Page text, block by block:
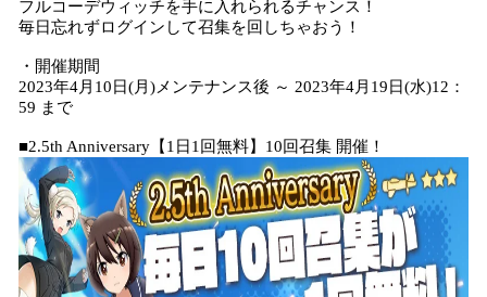
フルコーデウィッチを手に入れられるチャンス！
毎日忘れずログインして召集を回しちゃおう！
・開催期間
2023年4月10日(月)メンテナンス後 ～ 2023年4月19日(水)12：
59 まで
■2.5th Anniversary【1日1回無料】10回召集 開催！